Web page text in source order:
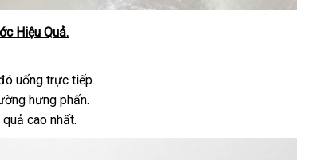
Hiệu Quả.
uống trực tiếp.
hưng phấn.
cao nhất.